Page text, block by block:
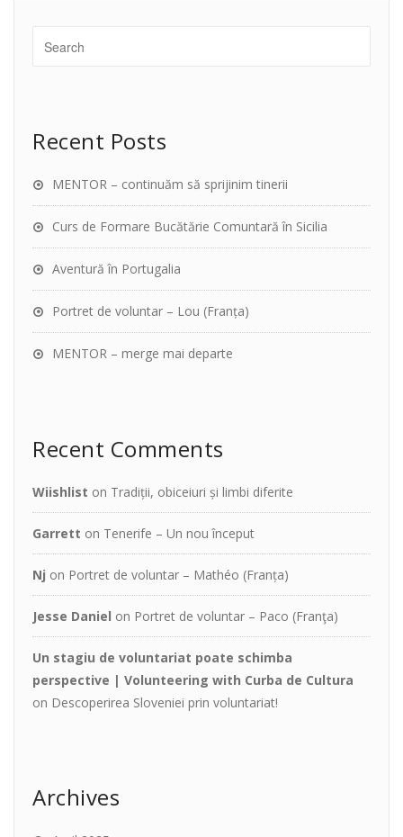
Recent Posts
MENTOR – continuăm să sprijinim tinerii
Curs de Formare Bucătărie Comuntară în Sicilia
Aventură în Portugalia
Portret de voluntar – Lou (Franța)
MENTOR – merge mai departe
Recent Comments
Wiishlist on Tradiții, obiceiuri și limbi diferite
Garrett on Tenerife – Un nou început
Nj on Portret de voluntar – Mathéo (Franța)
Jesse Daniel on Portret de voluntar – Paco (Franţa)
Un stagiu de voluntariat poate schimba
perspective | Volunteering with Curba de Cultura
on Descoperirea Sloveniei prin voluntariat!
Archives